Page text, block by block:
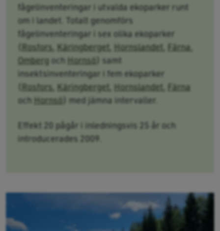
fågelinventeringar i utvalda ekoparker runt
om i landet. Totalt genomförs
fågelinventeringar i sex olika ekoparker
Rosfors, Käringberget, Hornslandet, Färna,
Omberg och Hornsö ) samt
insektsinventeringar i fem ekoparker
Rosfors, Käringberget, Hornslandet, Färna
och Hornsö ) med jämna intervaller.
Effekt 20 pågår i inledningsvis 25 år och
introducerades 2009.